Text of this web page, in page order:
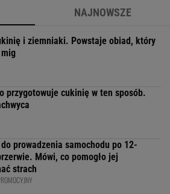
NAJNOWSZE
i ziemniaki. Powstaje obiad, który
przygotowuje cukinię w ten sposób.
do prowadzenia samochodu po 12-
Mówi, co pomogło jej
strach